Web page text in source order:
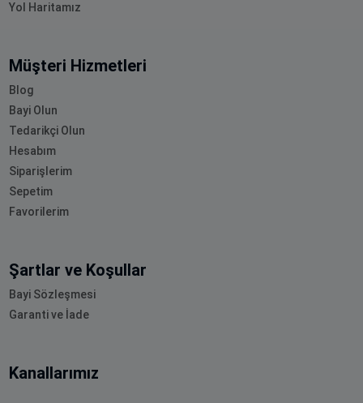
Yol Haritamız
Müşteri Hizmetleri
Blog
Bayi Olun
Tedarikçi Olun
Hesabım
Siparişlerim
Sepetim
Favorilerim
Şartlar ve Koşullar
Bayi Sözleşmesi
Garanti ve İade
Kanallarımız